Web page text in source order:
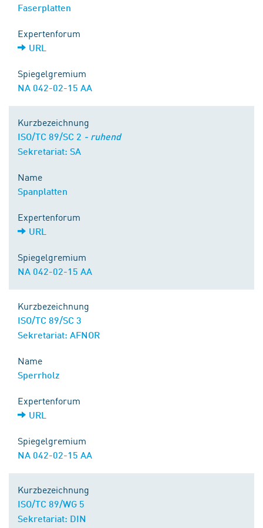
Faserplatten
Expertenforum
URL
Spiegelgremium
NA 042-02-15 AA
Kurzbezeichnung
ISO/TC 89/SC 2 - ruhend
Sekretariat: SA
Name
Spanplatten
Expertenforum
URL
Spiegelgremium
NA 042-02-15 AA
Kurzbezeichnung
ISO/TC 89/SC 3
Sekretariat: AFNOR
Name
Sperrholz
Expertenforum
URL
Spiegelgremium
NA 042-02-15 AA
Kurzbezeichnung
ISO/TC 89/WG 5
Sekretariat: DIN